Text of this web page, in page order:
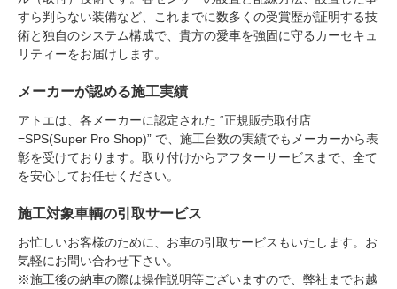
すら判らない装備など、これまでに数多くの受賞歴が証明する技
術と独自のシステム構成で、貴方の愛車を強固に守るカーセキュ
リティーをお届けします。
メーカーが認める施工実績
アトエは、各メーカーに認定された “正規販売取付店
=SPS(Super Pro Shop)” で、施工台数の実績でもメーカーから表
彰を受けております。取り付けからアフターサービスまで、全て
を安心してお任せください。
施工対象車輌の引取サービス
お忙しいお客様のために、お車の引取サービスもいたします。お
気軽にお問い合わせ下さい。
※施工後の納車の際は操作説明等ございますので、弊社までお越